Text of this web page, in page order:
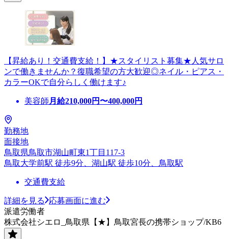
【昇給あり！交通費支給！】★スタイリスト募集★人気サロ
ンで働きませんか？復職希望の方大歓迎◎ネイル・ピアス・
カラーOKで自分らしく働けます♪
美容師 月給210,000円〜400,000円
勤務地
面接地
鳥取県鳥取市湖山町東1丁目117-3
鳥取大学前駅 徒歩9分、湖山駅 徒歩10分、鳥取駅
交通費支給
詳細を見る
応募画面に進む
派遣労働者
株式会社シエロ_鳥取県【★】鳥取宮長の携帯ショップ/KB6